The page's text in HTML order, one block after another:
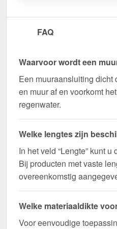
nu en profiteer van een
Wegens maatwerk / customisatie van
FAQ
Waarvoor wordt een
Een muuraansluiting dicht
en muur af en voorkomt
regenwater.
Welke lengtes zijn
In het veld “Lengte” kunt
Bij producten met vaste
overeenkomstig
Welke materiaaldikte
Voor eenvoudige